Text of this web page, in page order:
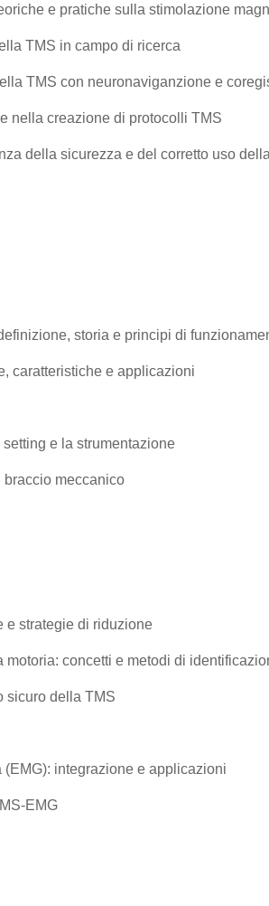
e pratiche sulla stimolazione
TMS in campo di ricerca
TMS con neuronaviganzione e
nella creazione di protocolli TMS
della sicurezza e del corretto uso
storia e principi di
caratteristiche e applicazioni
e la strumentazione
meccanico
e strategie di riduzione
motoria: concetti e metodi di
sicuro della TMS
integrazione e applicazioni
EMG